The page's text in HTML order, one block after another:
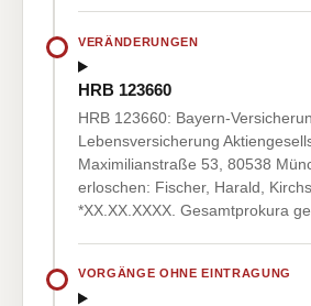
VERÄNDERUNGEN
HRB 123660
HRB 123660: Bayern-
Lebensversicherung
Maximilianstraße 53, 80538
erloschen: Fischer, Harald,
*XX.XX.XXXX. Gesamtprokura
VORGÄNGE OHNE EINTRAGUNG